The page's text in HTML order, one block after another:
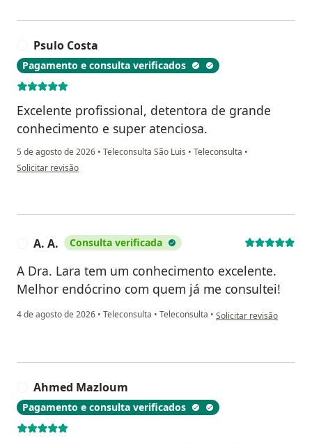
Psulo Costa
Pagamento e consulta verificados
Excelente profissional, detentora de grande
conhecimento e super atenciosa.
5 de agosto de 2026 • Teleconsulta São Luis • Teleconsulta •
na opinião do utilizador Psulo Costa
Solicitar revisão
A. A. Consulta verificada
A Dra. Lara tem um conhecimento excelente.
Melhor endócrino com quem já me consultei!
4 de agosto de 2026 • Teleconsulta • Teleconsulta • na opinião do utilizador
Solicitar revisão
Ahmed Mazloum
Pagamento e consulta verificados